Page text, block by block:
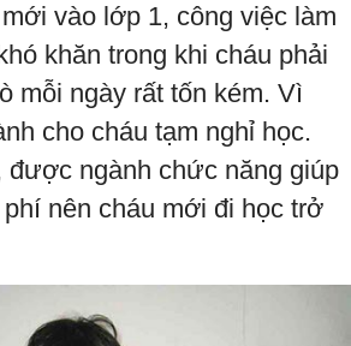
vào lớp 1, công việc làm
khăn trong khi cháu phải
mỗi ngày rất tốn kém. Vì
cho cháu tạm nghỉ học.
được ngành chức năng giúp
nên cháu mới đi học trở